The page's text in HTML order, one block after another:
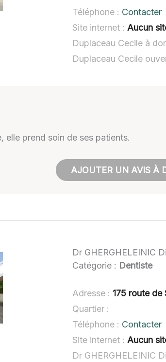
Téléphone : Contacter
Site internet : Aucun
Duplaceau Cecile à
Duplaceau Cecile
elle prend soin de ses patients.
AJOUTER UN AVIS À
Dr GHERGHELEINIC
Catégorie : Dentiste
Adresse : 175 route de
Quartier :
Téléphone : Contacter
Site internet : Aucun
Dr GHERGHELEINIC